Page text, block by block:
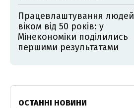
Працевлаштування людей
віком від 50 років: у
Мінекономіки поділились
першими результатами
ОСТАННІ НОВИНИ